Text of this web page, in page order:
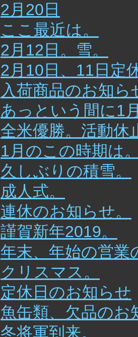
2月20日
ここ最近は。
2月12日。雪。
2月10日、11日定
入荷商品のお知ら
あっという間に1
全米優勝。活動休
1月のこの時期は
久しぶりの積雪。
成人式。
連休のお知らせ。
謹賀新年2019。
年末、年始の営業
クリスマス。
定休日のお知らせ
魚缶類、欠品のお
冬将軍到来。